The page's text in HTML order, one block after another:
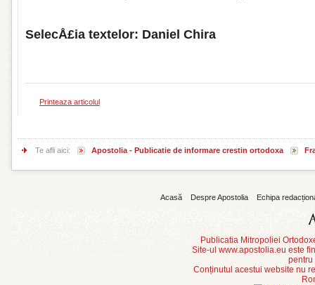
SelecÅ£ia textelor: Daniel Chira
Printeaza articolul
Te afli aici: Apostolia - Publicatie de informare crestin ortodoxa
Acasă Despre Apostolia Echipa
Publicatia Mitropoliei
Site-ul www.apostolia.eu este
pentru
Conținutul acestui website nu